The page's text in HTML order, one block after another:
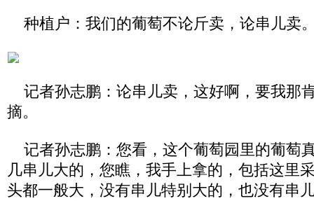
种植户：我们的葡萄不论斤卖，论串儿卖
记者孙志鹏：论串儿卖，这好啊，要我那
摘。
记者孙志鹏：您看，这个葡萄园里的葡萄
几串儿大的，您瞧，我手上拿的，包括这里
头都一般大，没有串儿特别大的，也没有串